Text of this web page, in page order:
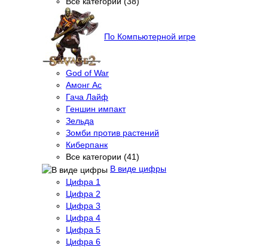
По Компьютерной игре
God of War
Амонг Ас
Гача Лайф
Геншин импакт
Зельда
Зомби против растений
Киберпанк
Все категории (41)
В виде цифры
Цифра 1
Цифра 2
Цифра 3
Цифра 4
Цифра 5
Цифра 6